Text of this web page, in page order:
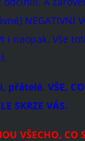
NEGATIVNÍ
i naopak. Vše
VŠE, CO
SKRZE VÁS.
VŠECHO, CO